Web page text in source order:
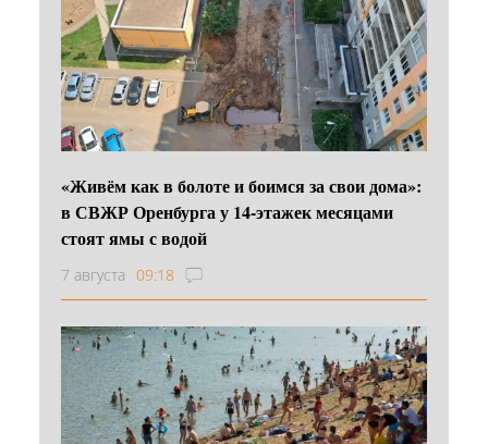
«Живём как в болоте и боимся за свои дома»:
в СВЖР Оренбурга у 14-этажек месяцами
стоят ямы с водой
7 августа 09:18